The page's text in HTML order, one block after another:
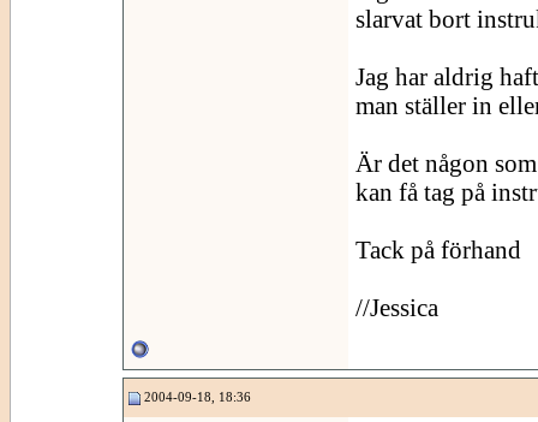
slarvat bort
Jag har aldrig
man ställer in
Är det någon
kan få tag på
Tack på förhand
//Jessica
2004-09-18, 18:36